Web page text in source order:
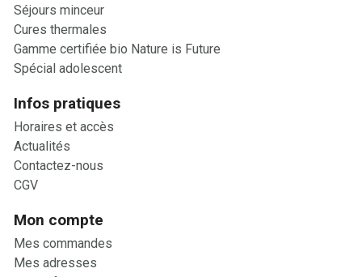
Séjours minceur
Cures thermales
Gamme certifiée bio Nature is Future
Spécial adolescent
Infos pratiques
Horaires et accès
Actualités
Contactez-nous
CGV
Mon compte
Mes commandes
Mes adresses